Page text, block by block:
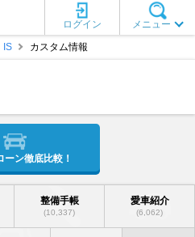
メニュー
ログイン
IS カスタム情報
ーン徹底比較！
整備手帳
(10,337)
愛車紹介
(6,062)